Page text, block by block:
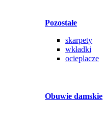
Pozostałe
skarpety
wkładki
ocieplacze
Obuwie damskie